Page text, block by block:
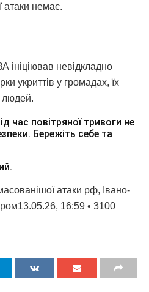
атаки немає.
ініціював невідкладно
укриттів у громадах, їх
людей.
час повітряної тривоги не
Бережіть себе та
атаки рф, Івано-
16:59 • 3100